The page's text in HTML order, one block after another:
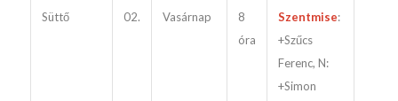
Süttő 02. Vasárnap
8
óra
Szentmise:
+Szűcs
Ferenc, N:
+Simon